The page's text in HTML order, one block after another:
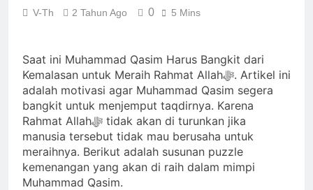
ﷻ TurunMimpi 5 Pemuda
Muslim Indonesia
Sebagai Pembebas Al
Quds
Negara Asing (Bukan
Pakistan) Namun
Tampak Religius:
Isyarat Titik
Kebangkitan Islam
dari Timur
4 Hari Ago
Ujian Pangan :
Isyarat untuk
Percepatan Lumbung
Pangan di Tanah
Uzlah
4 Hari Ago
Isyarat Bahwa Al-
Mahdi Membutuhkan
Estafet Perjuangan
V-Th 2 Tahun Ago 0 5 Mins
Saat ini Muhammad Qasim Harus Bangkit dari
Kemalasan untuk Meraih Rahmat Allahﷻ. Artikel ini
adalah motivasi agar Muhammad Qasim segera
bangkit untuk menjemput taqdirnya. Karena
Rahmat Allahﷻ tidak akan di turunkan jika
manusia tersebut tidak mau berusaha untuk
meraihnya. Berikut adalah susunan puzzle
kemenangan yang akan di raih dalam mimpi
Muhammad Qasim.